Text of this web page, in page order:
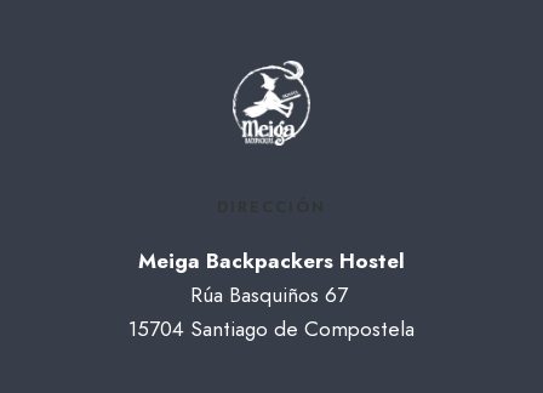
Meiga Backpackers Hostel
Rúa Basquiños 67
15704 Santiago de Compostela